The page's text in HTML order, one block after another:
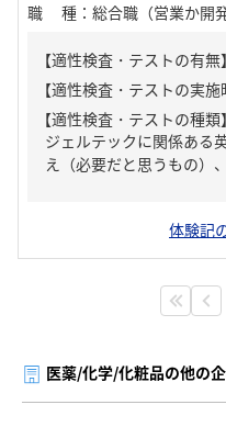
職種 ： 総合職（営業か開発
【適性検査・テストの有無】
【適性検査・テストの種類】
ジェルテックに関係ある
え（必要だと思うもの）
体験記
医薬/化学/化粧品の他の